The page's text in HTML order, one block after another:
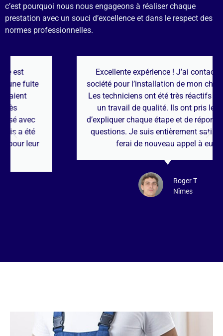
c’est pourquoi nous nous engageons à réaliser chaque
prestation avec un souci d’excellence et dans le respect des
normes professionnelles.
Excellente expérience ! J’ai contacté cette
société pour l’installation de mon chauffe-eau.
Les techniciens ont été très réactifs et ont fait
un travail de qualité. Ils ont pris le temps
d’expliquer chaque étape et de répondre à mes
questions. Je suis entièrement satisfait et je
ferai de nouveau appel à eux.
Roger T